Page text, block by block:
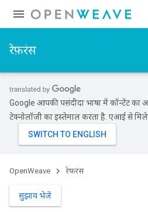
रेफ़रंस
Google आपकी पसंदीदा भाषा में कॉन्टेंट
टेक्नोलॉजी का इस्तेमाल करता है. एआई से
OpenWeave रेफ़रंस
सुझाव भेजें